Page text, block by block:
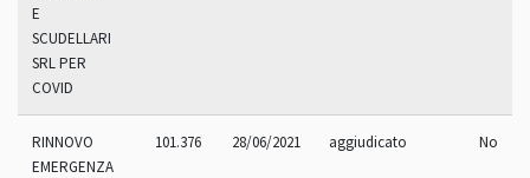
E
SCUDELLARI
SRL PER
COVID
RINNOVO
EMERGENZA
101.376 28/06/2021 aggiudicato No